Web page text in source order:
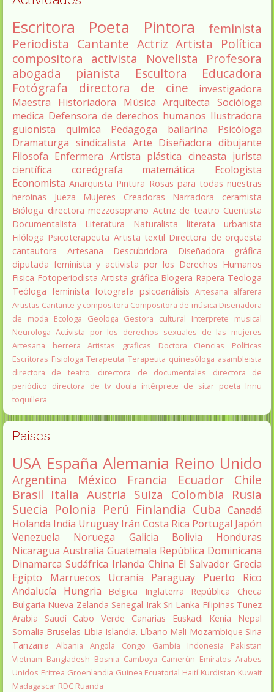
Escritora Poeta Pintora
feminista
Periodista Cantante Actriz Artista
Política
compositora activista Novelista
Profesora
abogada
pianista Escultora
Educadora
Fotógrafa
directora de cine
investigadora
Maestra
Historiadora Música Arquitecta Socióloga
medica Defensora de derechos humanos Ilustradora
guionista
química Pedagoga bailarina
Psicóloga
Dramaturga sindicalista Arte Diseñadora dibujante
Filosofa Enfermera Artista plástica cineasta jurista
científica
coreógrafa matemática
Ecologista
Economista Anarquista Pintura Rosas para todas nuestras
heroínas
Jueza Mujeres Creadoras Narradora
ceramista
Bióloga directora mezzosoprano Actriz de teatro Cuentista
Documentalista
Literatura Naturalista literata
urbanista
Filóloga Psicoterapeuta Artista textil Directora de orquesta
cantautora
Artesana Descubridora
Diseñadora gráfica
diputada feminista y activista por los Derechos Humanos
Fisica Fotoperiodista Artista gráfica Blogera Rapera Teologa
Teóloga feminista fotografa psicoanálisis Artesana alfarera
Artistas Cantante y compositora Compositora de música Diseñadora
de moda
Ecologa Geologa Gestora cultural
Interprete musical
Neurologa Activista por los derechos sexuales de las mujeres
Artesana herrera
Artistas graficas
Doctora Ciencias Políticas
Escritoras Fisiologa Terapeuta Terapeuta quinesóloga asambleista
directora de teatro.
directora de documentales
directora de
periódico directora de tv doula intérprete de sitar poeta Innu
toquillera
Paises
USA España Alemania Reino Unido
Argentina México Francia Ecuador
Chile
Brasil Italia Austria Suiza Colombia Rusia
Suecia Polonia Perú Finlandia Cuba Canadá
Holanda India Uruguay Irán Costa Rica Portugal Japón
Venezuela
Noruega Galicia Bolivia
Honduras
Nicaragua Australia Guatemala República Dominicana
Dinamarca Sudáfrica Irlanda China El Salvador Grecia
Egipto
Marruecos Ucrania Paraguay
Puerto Rico
Andalucía
Hungria Belgica Inglaterra
República Checa
Bulgaria Nueva Zelanda Senegal Irak Sri Lanka Filipinas Tunez
Arabia Saudí Cabo Verde Canarias Euskadi Kenia
Nepal
Somalia Bruselas Libia Islandia. Líbano Mali Mozambique Siria
Tanzania
Albania Angola Congo Gambia Indonesia
Pakistan
Vietnam Bangladesh Bosnia Camboya Camerún Emiratos Arabes
Unidos Eritrea Groenlandia Guinea Ecuatorial Haití Kurdistan Kuwait
Madagascar RDC Ruanda